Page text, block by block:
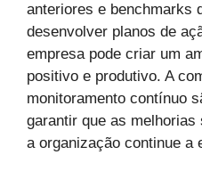
anteriores e benchmarks
desenvolver planos de
empresa pode criar um
positivo e produtivo. A
monitoramento contínuo
garantir que as
a organização continue a